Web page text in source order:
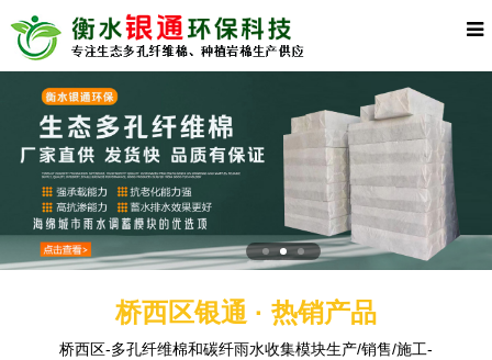
桥西区银通 · 热销产品
桥西区-多孔纤维棉和碳纤雨水收集模块生产/销售/施工-